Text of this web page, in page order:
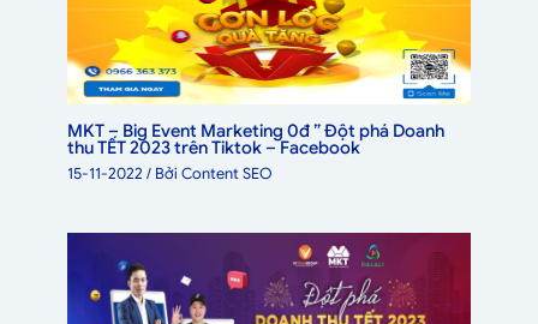
MKT – Big Event Marketing 0đ ” Đột phá Doanh
thu TẾT 2023 trên Tiktok – Facebook
15-11-2022/ BởiContent SEO